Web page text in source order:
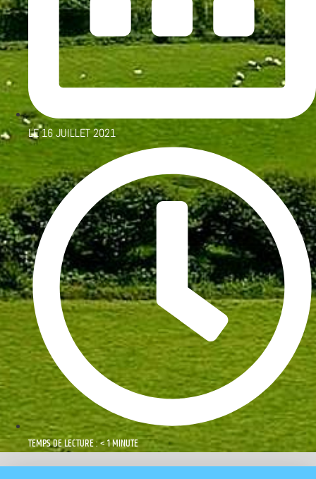
LE16 JUILLET 2021
TEMPS DE LECTURE : < 1 MINUTE